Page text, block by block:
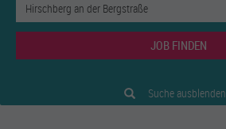
JOB FINDEN
Suche ausblenden